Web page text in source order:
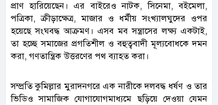
প্রাণ হারিয়েছেন। এর বাইরেও নাটক, সিনেমা, বইমেলা,
পত্রিকা, ক্রীড়াক্ষেত্র, মাজার ও ধর্মীয় সংখ্যালঘুদের ওপর
হয়েছে সংঘবদ্ধ আক্রমণ। এসব মব সন্ত্রাসের লক্ষ্য একটাই,
তা হচ্ছে সমাজের প্রগতিশীল ও বহুত্ববাদী মূল্যবোধকে দমন
করা, গণতান্ত্রিক উত্তরণের পথ ব্যাহত করা।
সম্প্রতি কুমিল্লার মুরাদনগরে এক নারীকে দলবদ্ধ ধর্ষণ ও তার
ভিডিও সামাজিক যোগাযোগমাধ্যমে ছড়িয়ে দেওয়া যেমন